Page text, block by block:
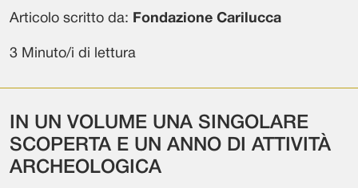
Articolo scritto da: Fondazione Carilucca
3 Minuto/i di lettura
IN UN VOLUME UNA SINGOLARE
SCOPERTA E UN ANNO DI ATTIVITÀ
ARCHEOLOGICA